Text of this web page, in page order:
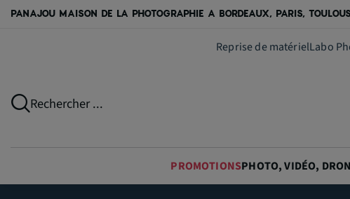
PANAJOU MAISON DE LA PHOTOGRAPHIE A BORDEAUX, PARIS,
Reprise de matérielLabo
Rechercher ...
PROMOTIONSPHOTO, VIDÉO,